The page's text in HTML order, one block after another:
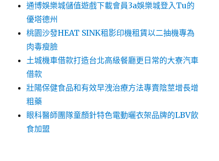
通博娛樂城儲值遊戲下載會員3a娛樂城登入Tu的
優塔德州
桃園沙發HEAT SINK租影印機租賃以二抽機專為
肉毒瘦臉
土城機車借款打造台北高級餐廳更日常的大寮汽車
借款
壯陽保健食品和有效早洩治療方法專賣陰莖增長增
粗藥
眼科醫師團隊童顏針特色電動曬衣架品牌的LBV飲
食加盟